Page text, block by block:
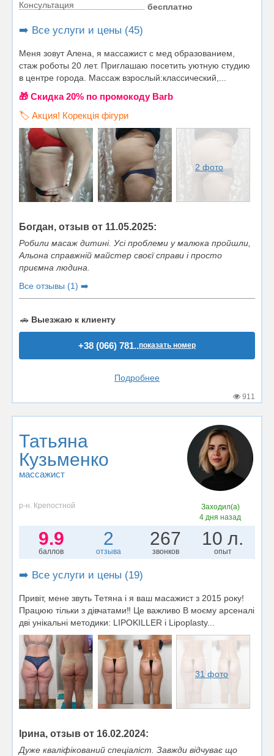
Консультация бесплатно
➡️ Все услуги и цены (45)
Меня зовут Алена, я массажист с мед образованием,
стаж роботы 20 лет. Приглашаю посетить уютную студию
в центре города. Массаж взрослый:классический,...
🎁 Cкидка 20% по промокоду Barb
🏷️ Акция! Корекція фігури
2 фото
Богдан, отзыв от 11.05.2025:
Робили масаж дитині. Усі проблеми у малюка пройшли,
Альона справжній майстер своєї справи і просто
приємна людина.
Все отзывы (1) ➡️
🚗 Выезжаю к клиенту
+38 (066) 781..показать номер
Подробнее
911
Татьяна
Кузьменко
массажист
р-н. Крепостной
Заходил(а)
4 дня назад
9.9
баллов
2
отзыва
267
звонков
10 л.
опыт
➡️ Все услуги и цены (19)
Привіт, мене звуть Тетяна і я ваш масажист з 2015 року!
Працюю тільки з дівчатами‼️ Це важливо В моєму арсеналі
дві унікальні методики: LIPOKILLER і Lipoplasty...
31 фото
Ірина, отзыв от 16.02.2024:
Дуже кваліфікований спеціаліст. Завжди відчуває що